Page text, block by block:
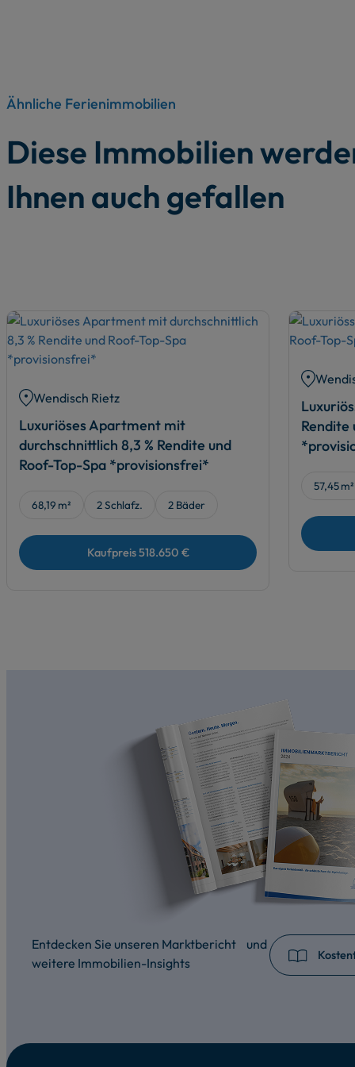
Ähnliche Ferienimmobilien
Diese Immobilien
Ihnen auch gefallen
Wendisch Rietz
Luxuriöses Apartment mit
durchschnittlich 8,3 % Rendite und
Roof-Top-Spa *provisionsfrei*
68,19 m² 2 Schlafz. 2 Bäder
Kaufpreis518.650 €
Rendite
57,45 m²
Entdecken Sie unseren Marktbericht und
weitere Immobilien-Insights